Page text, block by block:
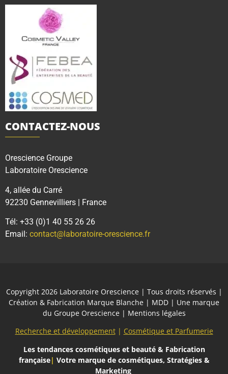
CONTACTEZ-NOUS
Orescience Groupe
Laboratoire Orescience
4, allée du Carré
92230 Gennevilliers | France
Tél: +33 (0)1 40 55 26 26
Email: contact@laboratoire-orescience.fr
Copyright 2026 Laboratoire Orescience | Tous droits réservés |
Création & Fabrication Marque Blanche | MDD | Une marque
du Groupe Orescience| Mentions légales
Recherche et développement| Cosmétique et Parfumerie
Les tendances cosmétiques et beauté& Fabrication
française| Votre marque de cosmétiques, Stratégies &
Marketing